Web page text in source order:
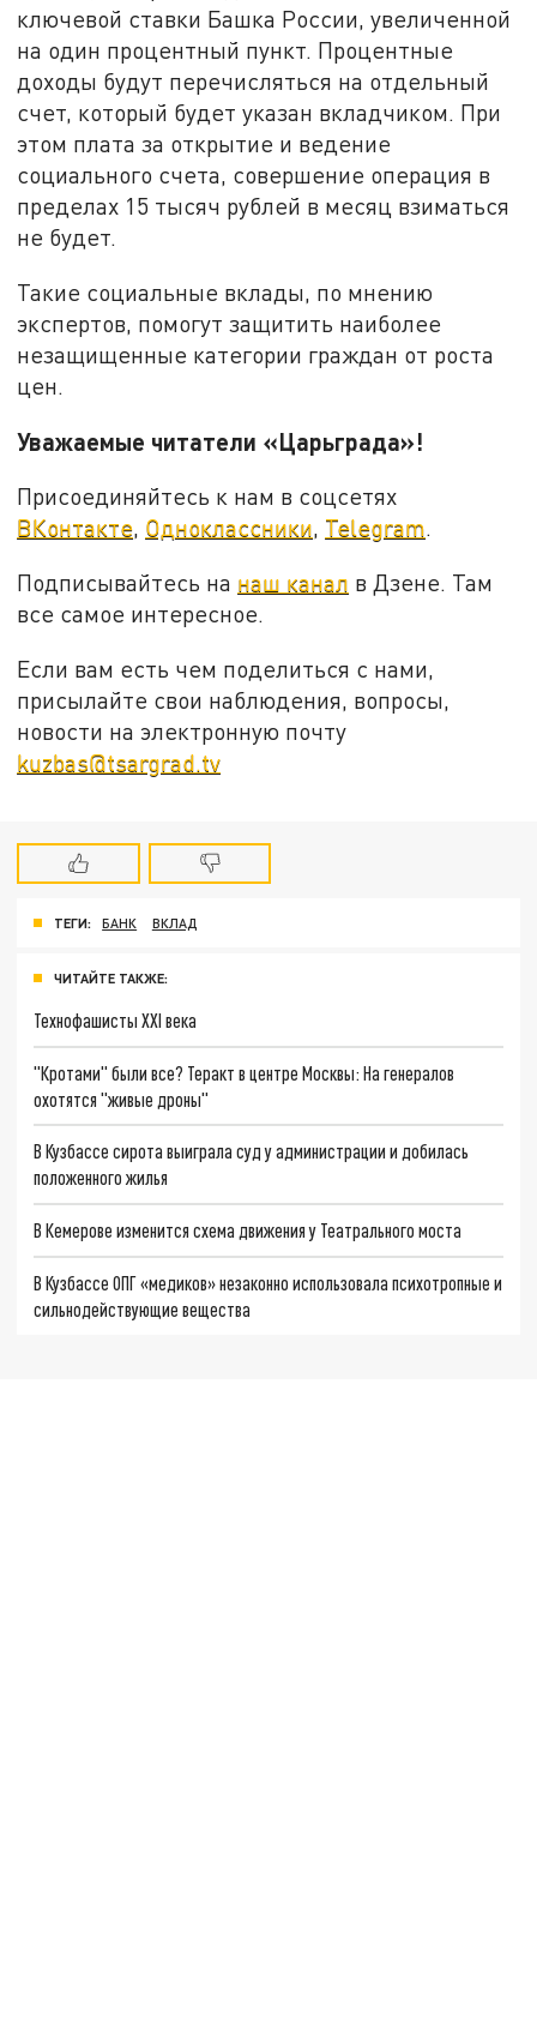
ключевой ставки Башка России, увеличенной
на один процентный пункт. Процентные
доходы будут перечисляться на отдельный
счет, который будет указан вкладчиком. При
этом плата за открытие и ведение
социального счета, совершение операция в
пределах 15 тысяч рублей в месяц взиматься
не будет.
Такие социальные вклады, по мнению
экспертов, помогут защитить наиболее
незащищенные категории граждан от роста
цен.
Уважаемые читатели «Царьграда»!
Присоединяйтесь к нам в соцсетях
ВКонтакте, Одноклассники, Telegram.
Подписывайтесь на наш канал в Дзене. Там
все самое интересное.
Если вам есть чем поделиться с нами,
присылайте свои наблюдения, вопросы,
новости на электронную почту
kuzbas@tsargrad.tv
ТЕГИ: БАНК ВКЛАД
ЧИТАЙТЕ ТАКЖЕ:
Технофашисты XXI века
"Кротами" были все? Теракт в центре Москвы: На генералов
охотятся "живые дроны"
В Кузбассе сирота выиграла суд у администрации и добилась
положенного жилья
В Кемерове изменится схема движения у Театрального моста
В Кузбассе ОПГ «медиков» незаконно использовала психотропные и
сильнодействующие вещества